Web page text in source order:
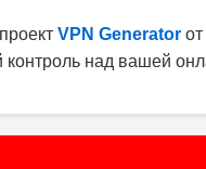
VPN Generator
над вашей